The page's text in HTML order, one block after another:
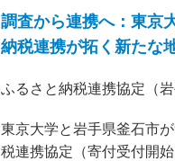
調査から連携へ：東京
納税連携が拓く新たな
ふるさと納税連携協定（岩
東京大学と岩手県釜石市
税連携協定（寄付受付開